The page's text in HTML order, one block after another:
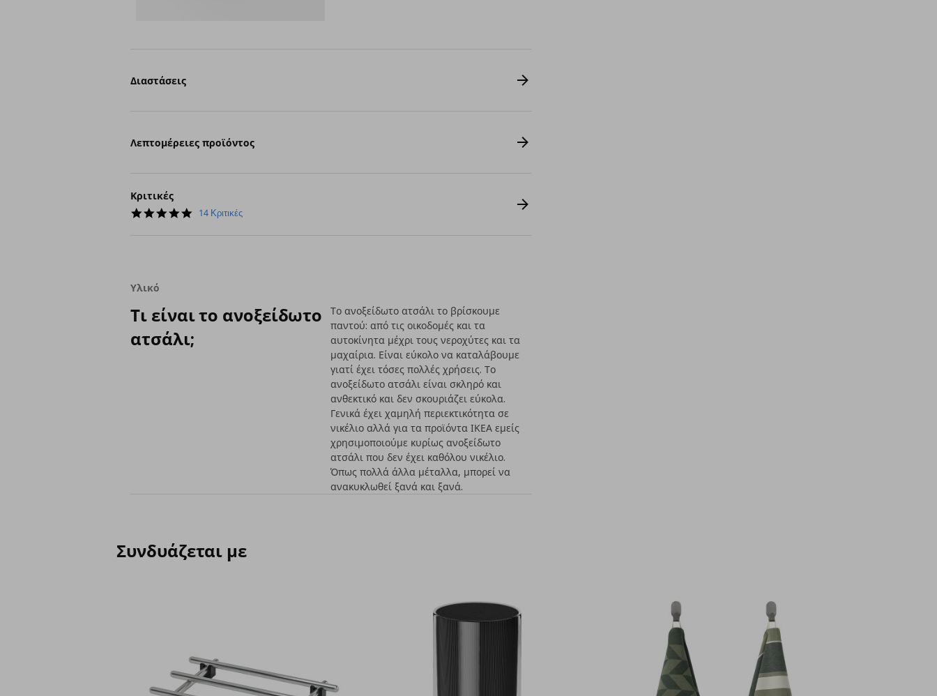
Διαστάσεις
Λεπτομέρειες προϊόντος
Κριτικές
4.8
14 Κριτικές
Υλικό
Τι είναι το ανοξείδωτο
ατσάλι;
Το ανοξείδωτο ατσάλι το βρίσκουμε
παντού: από τις οικοδομές και τα
αυτοκίνητα μέχρι τους νεροχύτες και τα
μαχαίρια. Είναι εύκολο να καταλάβουμε
γιατί έχει τόσες πολλές χρήσεις. Το
ανοξείδωτο ατσάλι είναι σκληρό και
ανθεκτικό και δεν σκουριάζει εύκολα.
Γενικά έχει χαμηλή περιεκτικότητα σε
νικέλιο αλλά για τα προϊόντα ΙΚΕΑ εμείς
χρησιμοποιούμε κυρίως ανοξείδωτο
ατσάλι που δεν έχει καθόλου νικέλιο.
Όπως πολλά άλλα μέταλλα, μπορεί να
ανακυκλωθεί ξανά και ξανά.
Συνδυάζεται με